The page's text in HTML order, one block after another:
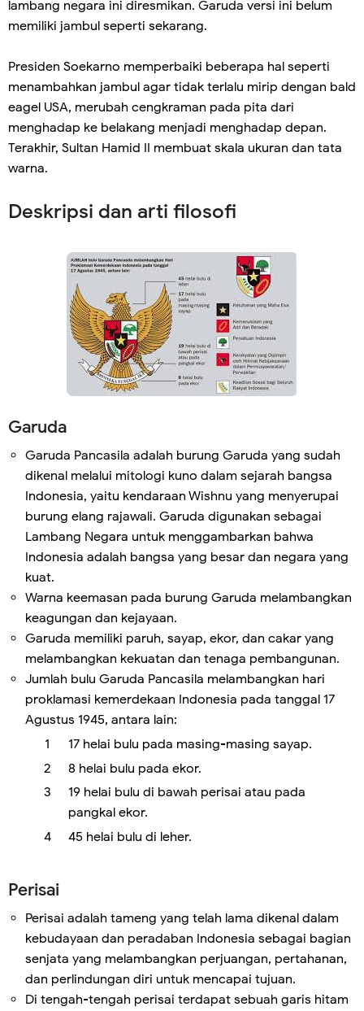
lambang negara ini diresmikan. Garuda versi ini belum
memiliki jambul seperti sekarang.
Presiden Soekarno memperbaiki beberapa hal seperti
menambahkan jambul agar tidak terlalu mirip dengan bald
eagel USA, merubah cengkraman pada pita dari
menghadap ke belakang menjadi menghadap depan.
Terakhir, Sultan Hamid II membuat skala ukuran dan tata
warna.
Deskripsi dan arti filosofi
Garuda
Garuda Pancasila adalah burung Garuda yang sudah
dikenal melalui mitologi kuno dalam sejarah bangsa
Indonesia, yaitu kendaraan Wishnu yang menyerupai
burung elang rajawali. Garuda digunakan sebagai
Lambang Negara untuk menggambarkan bahwa
Indonesia adalah bangsa yang besar dan negara yang
kuat.
Warna keemasan pada burung Garuda melambangkan
keagungan dan kejayaan.
Garuda memiliki paruh, sayap, ekor, dan cakar yang
melambangkan kekuatan dan tenaga pembangunan.
Jumlah bulu Garuda Pancasila melambangkan hari
proklamasi kemerdekaan Indonesia pada tanggal 17
Agustus 1945, antara lain:
17 helai bulu pada masing-masing sayap.
8 helai bulu pada ekor.
19 helai bulu di bawah perisai atau pada
pangkal ekor.
45 helai bulu di leher.
Perisai
Perisai adalah tameng yang telah lama dikenal dalam
kebudayaan dan peradaban Indonesia sebagai bagian
senjata yang melambangkan perjuangan, pertahanan,
dan perlindungan diri untuk mencapai tujuan.
Di tengah-tengah perisai terdapat sebuah garis hitam